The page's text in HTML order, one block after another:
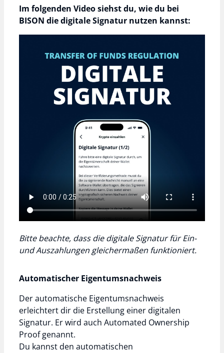
Im folgenden Video siehst du, wie du bei
BISON die digitale Signatur nutzen kannst:
Bitte beachte, dass die digitale Signatur für Ein-
und Auszahlungen gleichermaßen funktioniert.
Automatischer Eigentumsnachweis
Der automatische Eigentumsnachweis
erleichtert dir die Erstellung einer digitalen
Signatur. Er wird auch Automated Ownership
Proof genannt.
Du kannst den automatischen